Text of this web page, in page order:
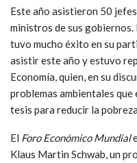
Este año asistieron 50
ministros de sus gobiernos.
tuvo mucho éxito en su
asistir este año y estuvo
Economía, quien, en su
problemas ambientales
tesis para reducir la
El Foro Económico Mundial
Klaus Martin Schwab, un